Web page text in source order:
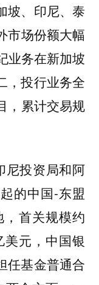
坡、印尼、泰
市场份额大幅
业务在新加坡
，投行业务全
，累计交易规
尼投资局和阿
的中国-东盟
首关规模约
美元，中国银
任基金普通合